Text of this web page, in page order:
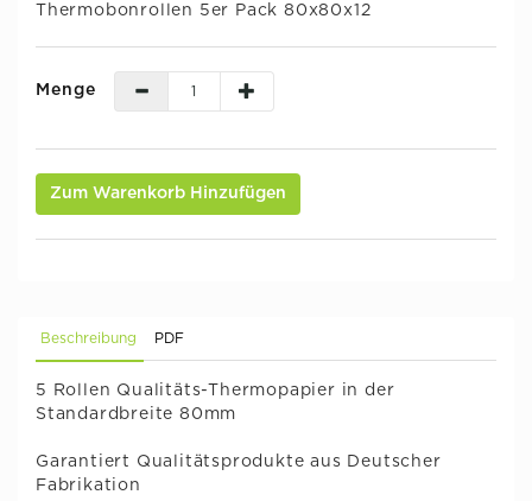
Thermobonrollen 5er Pack 80x80x12
Menge
Zum Warenkorb Hinzufügen
Beschreibung PDF
5 Rollen Qualitäts-Thermopapier in der
Standardbreite 80mm
Garantiert Qualitätsprodukte aus Deutscher
Fabrikation